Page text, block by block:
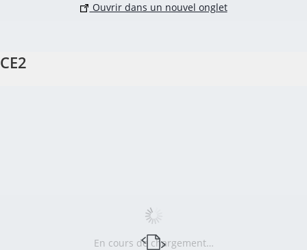
Ouvrir dans un nouvel onglet
CE2
En cours de chargement…